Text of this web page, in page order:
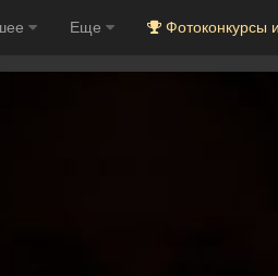
Еще Фотоконкурсы
Используйте клавиатуру: L -